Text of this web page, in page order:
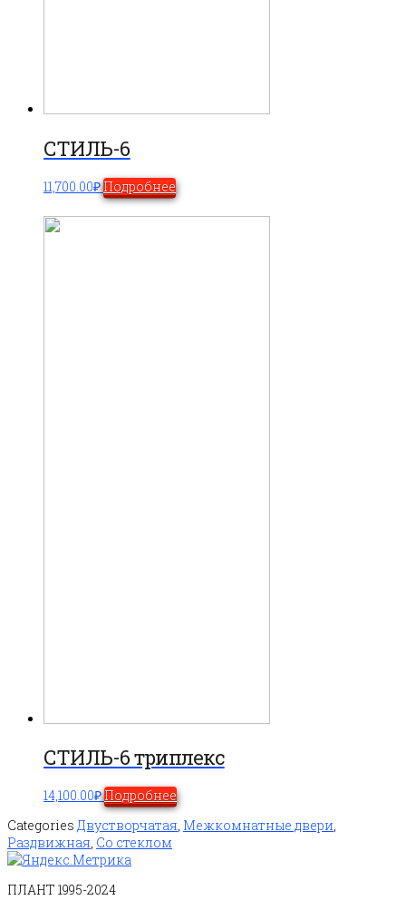
СТИЛЬ-6
11,700.00₽Подробнее
СТИЛЬ-6 триплекс
14,100.00₽ Подробнее
Categories Двустворчатая, Межкомнатные двери,
Раздвижная, Со стеклом
ПЛАНТ 1995-2024